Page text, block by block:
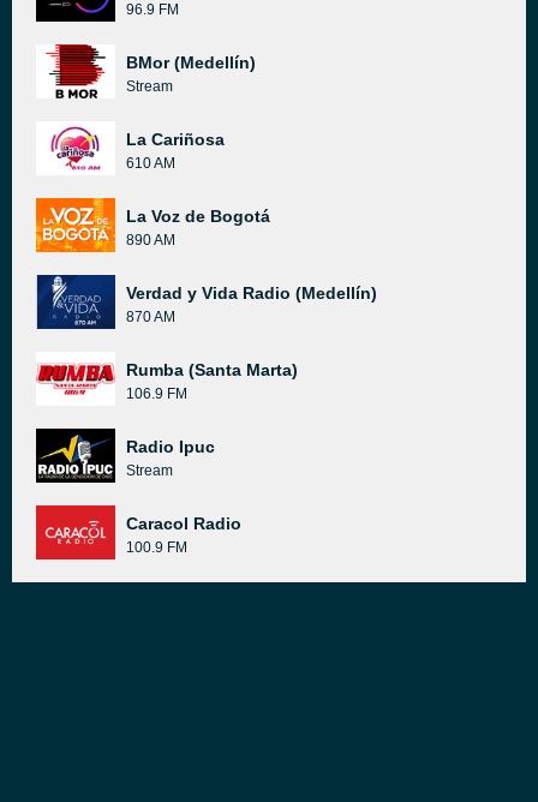
96.9 FM
BMor (Medellín)
Stream
La Cariñosa
610 AM
La Voz de Bogotá
890 AM
Verdad y Vida Radio (Medellín)
870 AM
Rumba (Santa Marta)
106.9 FM
Radio Ipuc
Stream
Caracol Radio
100.9 FM